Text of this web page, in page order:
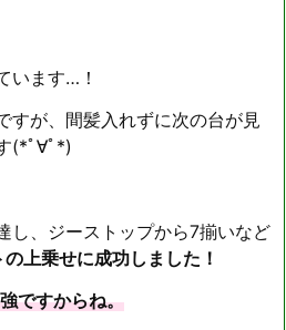
います…！
すが、間髪入れずに次の台が見
(*ﾟ∀ﾟ*)
し、ジーストップから7揃いなど
上乗せに成功しました！
ですからね。